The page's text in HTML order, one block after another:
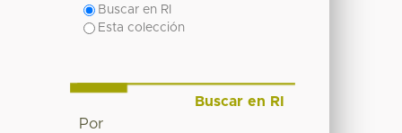
Buscar en RI
Esta colección
Buscar en RI
Por